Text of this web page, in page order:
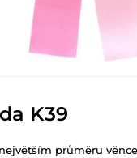
K39
průměru